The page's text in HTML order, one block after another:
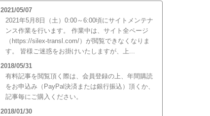
2021/05/07
2021年5月8日（土）0:00～6:00頃にサイトメンテナ
ンス作業を行います。 作業中は、サイト全ページ
（https://silex-transl.com/）が閲覧できなくなりま
す。 皆様ご迷惑をお掛けいたしますが、上...
2018/05/31
有料記事を閲覧頂く際は、会員登録の上、年間購読
をお申込み（PayPal決済または銀行振込）頂くか、
記事毎にご購入ください。
2018/01/30